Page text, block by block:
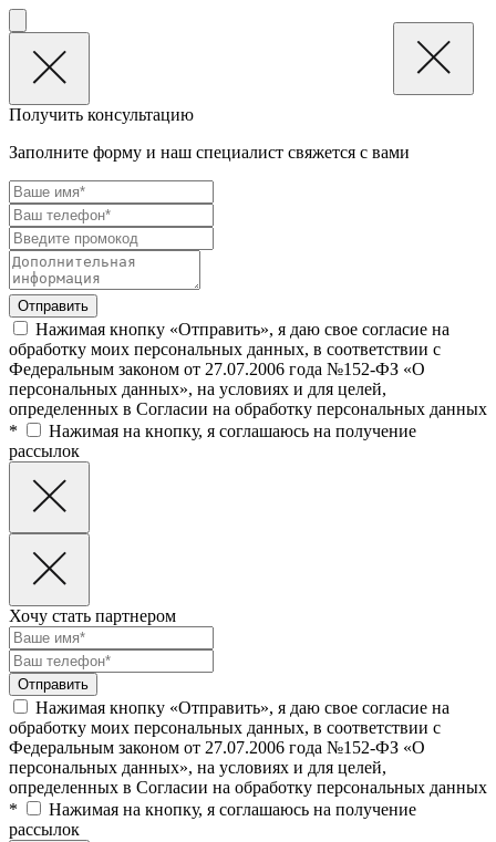
Получить консультацию
Заполните форму и наш специалист свяжется с вами
Нажимая кнопку «Отправить», я даю свое согласие на
обработку моих персональных данных, в соответствии с
Федеральным законом от 27.07.2006 года №152-ФЗ «О
персональных данных», на условиях и для целей,
определенных в Согласии на обработку персональных данных
*
Нажимая на кнопку, я соглашаюсь на получение
рассылок
Хочу стать партнером
Нажимая кнопку «Отправить», я даю свое согласие на
обработку моих персональных данных, в соответствии с
Федеральным законом от 27.07.2006 года №152-ФЗ «О
персональных данных», на условиях и для целей,
определенных в Согласии на обработку персональных данных
*
Нажимая на кнопку, я соглашаюсь на получение
рассылок